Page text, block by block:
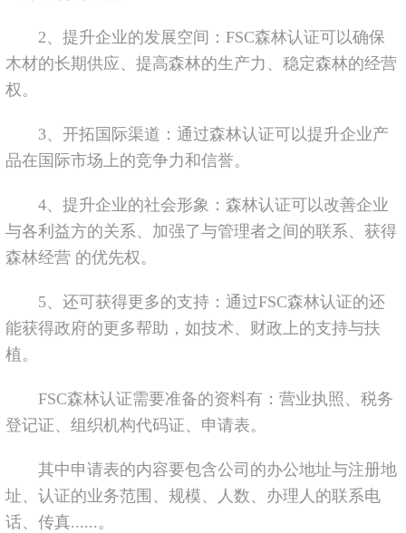
2、提升企业的发展空间：FSC森林认证可以确保
木材的长期供应、提高森林的生产力、稳定森林的经营
权。
3、开拓国际渠道：通过森林认证可以提升企业产
品在国际市场上的竞争力和信誉。
4、提升企业的社会形象：森林认证可以改善企业
与各利益方的关系、加强了与管理者之间的联系、获得
森林经营 的优先权。
5、还可获得更多的支持：通过FSC森林认证的还
能获得政府的更多帮助，如技术、财政上的支持与扶
植。
FSC森林认证需要准备的资料有：营业执照、税务
登记证、组织机构代码证、申请表。
其中申请表的内容要包含公司的办公地址与注册地
址、认证的业务范围、规模、人数、办理人的联系电
话、传真......。